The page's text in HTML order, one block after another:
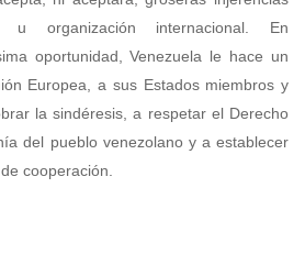
organización internacional. En
oportunidad, Venezuela le hace un
Europea, a sus Estados miembros y
la sindéresis, a respetar el Derecho
del pueblo venezolano y a establecer
cooperación.